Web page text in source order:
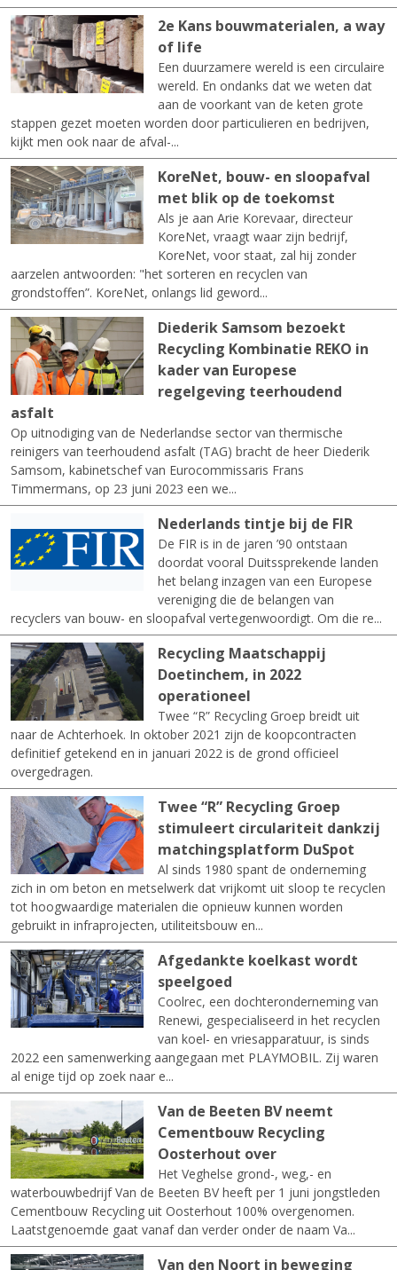
2e Kans bouwmaterialen, a way
of life
Een duurzamere wereld is een circulaire
wereld. En ondanks dat we weten dat
aan de voorkant van de keten grote
stappen gezet moeten worden door particulieren en bedrijven,
kijkt men ook naar de afval-...
KoreNet, bouw- en sloopafval
met blik op de toekomst
Als je aan Arie Korevaar, directeur
KoreNet, vraagt waar zijn bedrijf,
KoreNet, voor staat, zal hij zonder
aarzelen antwoorden: "het sorteren en recyclen van
grondstoffen”. KoreNet, onlangs lid geword...
Diederik Samsom bezoekt
Recycling Kombinatie REKO in
kader van Europese
regelgeving teerhoudend
asfalt
Op uitnodiging van de Nederlandse sector van thermische
reinigers van teerhoudend asfalt (TAG) bracht de heer Diederik
Samsom, kabinetschef van Eurocommissaris Frans
Timmermans, op 23 juni 2023 een we...
Nederlands tintje bij de FIR
De FIR is in de jaren ’90 ontstaan
doordat vooral Duitssprekende landen
het belang inzagen van een Europese
vereniging die de belangen van
recyclers van bouw- en sloopafval vertegenwoordigt. Om die re...
Recycling Maatschappij
Doetinchem, in 2022
operationeel
Twee “R” Recycling Groep breidt uit
naar de Achterhoek. In oktober 2021 zijn de koopcontracten
definitief getekend en in januari 2022 is de grond officieel
overgedragen.
Twee “R” Recycling Groep
stimuleert circulariteit dankzij
matchingsplatform DuSpot
Al sinds 1980 spant de onderneming
zich in om beton en metselwerk dat vrijkomt uit sloop te recyclen
tot hoogwaardige materialen die opnieuw kunnen worden
gebruikt in infraprojecten, utiliteitsbouw en...
Afgedankte koelkast wordt
speelgoed
Coolrec, een dochteronderneming van
Renewi, gespecialiseerd in het recyclen
van koel- en vriesapparatuur, is sinds
2022 een samenwerking aangegaan met PLAYMOBIL. Zij waren
al enige tijd op zoek naar e...
Van de Beeten BV neemt
Cementbouw Recycling
Oosterhout over
Het Veghelse grond-, weg,- en
waterbouwbedrijf Van de Beeten BV heeft per 1 juni jongstleden
Cementbouw Recycling uit Oosterhout 100% overgenomen.
Laatstgenoemde gaat vanaf dan verder onder de naam Va...
Van den Noort in beweging